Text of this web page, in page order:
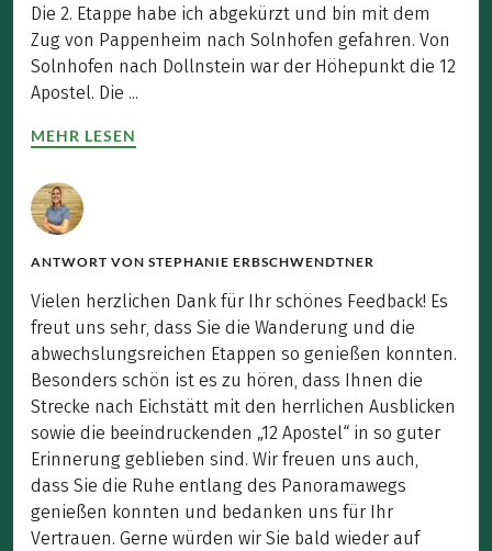
Die 2. Etappe habe ich abgekürzt und bin mit dem
Zug von Pappenheim nach Solnhofen gefahren. Von
Solnhofen nach Dollnstein war der Höhepunkt die 12
Apostel. Die ...
MEHR LESEN
ANTWORT VON STEPHANIE ERBSCHWENDTNER
Vielen herzlichen Dank für Ihr schönes Feedback! Es
freut uns sehr, dass Sie die Wanderung und die
abwechslungsreichen Etappen so genießen konnten.
Besonders schön ist es zu hören, dass Ihnen die
Strecke nach Eichstätt mit den herrlichen Ausblicken
sowie die beeindruckenden „12 Apostel“ in so guter
Erinnerung geblieben sind. Wir freuen uns auch,
dass Sie die Ruhe entlang des Panoramawegs
genießen konnten und bedanken uns für Ihr
Vertrauen. Gerne würden wir Sie bald wieder auf